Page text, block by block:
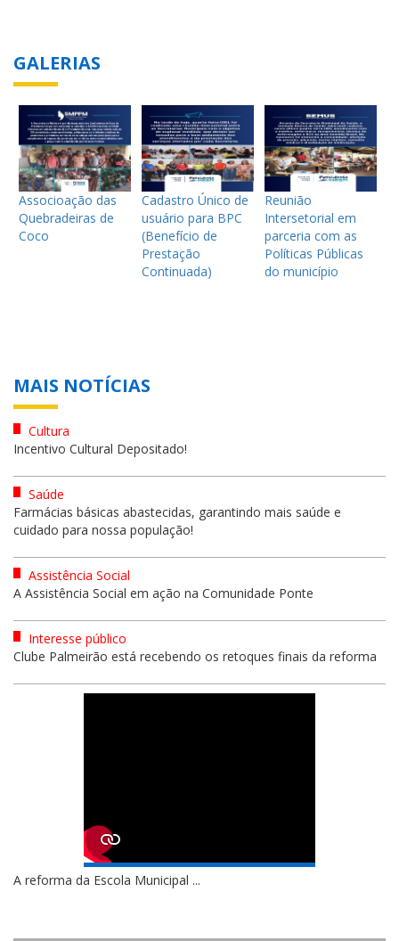
GALERIAS
Associoação das
Quebradeiras de
Coco
Cadastro Único de
usuário para BPC
(Benefício de
Prestação
Continuada)
Reunião
Intersetorial em
parceria com as
Políticas Públicas
do município
MAIS NOTÍCIAS
Cultura
Incentivo Cultural Depositado!
Saúde
Farmácias básicas abastecidas, garantindo mais saúde e
cuidado para nossa população!
Assistência Social
A Assistência Social em ação na Comunidade Ponte
Interesse público
Clube Palmeirão está recebendo os retoques finais da reforma
A reforma da Escola Municipal ...